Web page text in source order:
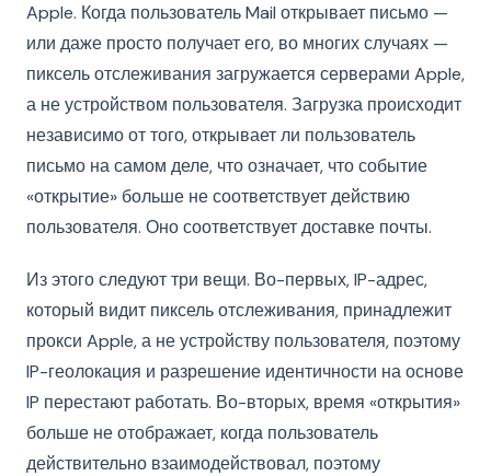
Apple. Когда пользователь Mail открывает письмо —
или даже просто получает его, во многих случаях —
пиксель отслеживания загружается серверами Apple,
а не устройством пользователя. Загрузка происходит
независимо от того, открывает ли пользователь
письмо на самом деле, что означает, что событие
«открытие» больше не соответствует действию
пользователя. Оно соответствует доставке почты.
Из этого следуют три вещи. Во-первых, IP-адрес,
который видит пиксель отслеживания, принадлежит
прокси Apple, а не устройству пользователя, поэтому
IP-геолокация и разрешение идентичности на основе
IP перестают работать. Во-вторых, время «открытия»
больше не отображает, когда пользователь
действительно взаимодействовал, поэтому